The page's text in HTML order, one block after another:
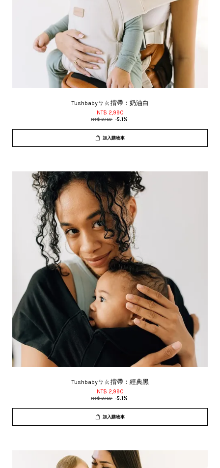
Tushbabyㄅㄠ揹帶：奶油白
NT$ 2,990
NT$ 3,150 -5.1%
加入購物車
Tushbabyㄅㄠ揹帶：經典黑
NT$ 2,990
NT$ 3,150 -5.1%
加入購物車